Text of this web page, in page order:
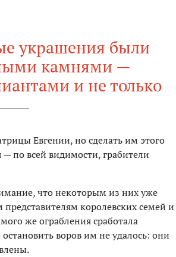
украшения были
камнями —
и не только
Евгении, но сделать им этого
— по всей видимости, грабители
что некоторым из них уже
королевских семей и
же ограбления сработала
воров им не удалось: они